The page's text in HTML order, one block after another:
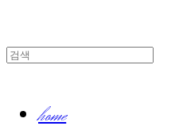
home